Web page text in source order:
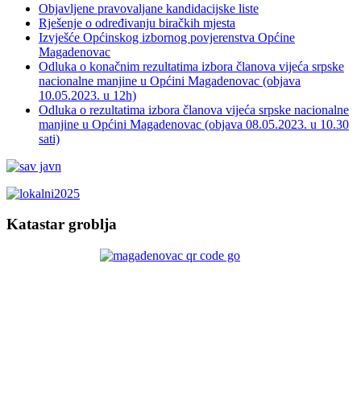
Objavljene pravovaljane kandidacijske liste
Rješenje o određivanju biračkih mjesta
Izvješće Općinskog izbornog povjerenstva Općine
Magadenovac
Odluka o konačnim rezultatima izbora članova vijeća srpske
nacionalne manjine u Općini Magadenovac (objava
10.05.2023. u 12h)
Odluka o rezultatima izbora članova vijeća srpske nacionalne
manjine u Općini Magadenovac (objava 08.05.2023. u 10.30
sati)
Katastar groblja